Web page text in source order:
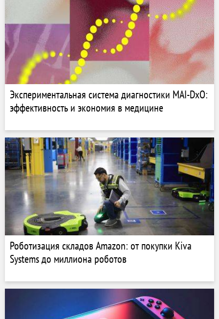
Экспериментальная система диагностики MAI-DxO:
эффективность и экономия в медицине
Роботизация складов Amazon: от покупки Kiva
Systems до миллиона роботов